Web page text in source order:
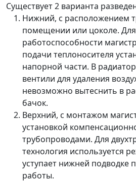
Существует 2 варианта
Нижний, с расположением
помещении или цоколе.
работоспособности
подачи теплоносителя
напорной части. В
вентили для удаления
невозможно вытеснить в
бачок.
Верхний, с монтажом
установкой
трубопроводами. Для
технология используется
уступает нижней подводке
работы.